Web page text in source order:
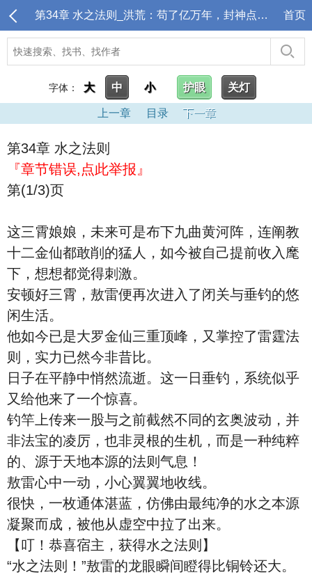
第34章 水之法则_洪荒：苟了亿万年，封神点名清算 首页
字体： 大 中 小 护眼 关灯
上一章 目录 下一章
第34章 水之法则
『章节错误,点此举报』
第(1/3)页
这三霄娘娘，未来可是布下九曲黄河阵，连阐教
十二金仙都敢削的猛人，如今被自己提前收入麾
下，想想都觉得刺激。
安顿好三霄，敖雷便再次进入了闭关与垂钓的悠
闲生活。
他如今已是大罗金仙三重顶峰，又掌控了雷霆法
则，实力已然今非昔比。
日子在平静中悄然流逝。这一日垂钓，系统似乎
又给他来了一个惊喜。
钓竿上传来一股与之前截然不同的玄奥波动，并
非法宝的凌厉，也非灵根的生机，而是一种纯粹
的、源于天地本源的法则气息！
敖雷心中一动，小心翼翼地收线。
很快，一枚通体湛蓝，仿佛由最纯净的水之本源
凝聚而成，被他从虚空中拉了出来。
【叮！恭喜宿主，获得水之法则】
“水之法则！”敖雷的龙眼瞬间瞪得比铜铃还大。